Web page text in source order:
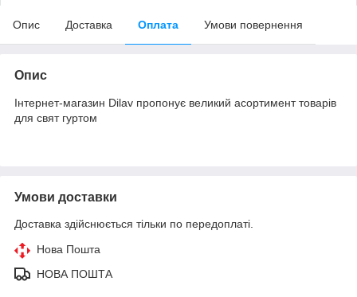
Опис Доставка Оплата Умови повернення
Опис
Інтернет-магазин Dilav пропонує великий асортимент товарів
для свят гуртом
Умови доставки
Доставка здійснюється тільки по передоплаті.
Нова Пошта
НОВА ПОШТА